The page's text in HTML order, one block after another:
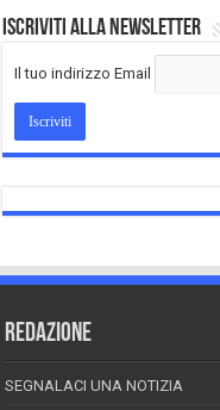
Iscriviti alla Newsletter
Il tuo indirizzo Email
REDAZIONE
SEGNALACI UNA NOTIZIA